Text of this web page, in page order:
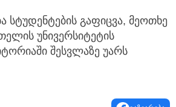
სტუდენტების გაფიცვა, მეოთხე
უნივერსიტეტის
შესვლაზე უარს